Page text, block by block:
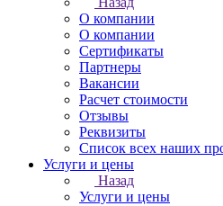
О компании
О компании
Сертификаты
Партнеры
Вакансии
Расчет стоимости
Отзывы
Реквизиты
Список всех наших
Услуги и цены
Назад
Услуги и цены